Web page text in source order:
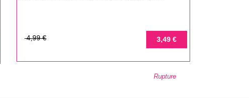
Prix
4,99 €
Prix 3,49 €
Rupture